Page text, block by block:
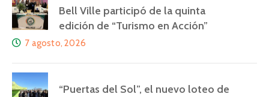
Bell Ville participó de la quinta
edición de “Turismo en Acción”
7 agosto, 2026
“Puertas del Sol”, el nuevo loteo de